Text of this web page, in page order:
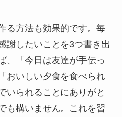
る方法も効果的です。毎
謝したいことを3つ書き出
、「今日は友達が手伝っ
おいしい夕食を食べられ
いられることにありがと
も構いません。これを習